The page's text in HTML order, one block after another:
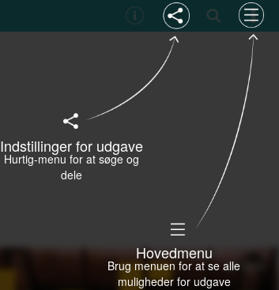
Hovedmenu
Brug menuen for at se alle
muligheder for udgave
Indstillinger for udgave
Hurtig-menu for at søge og
dele